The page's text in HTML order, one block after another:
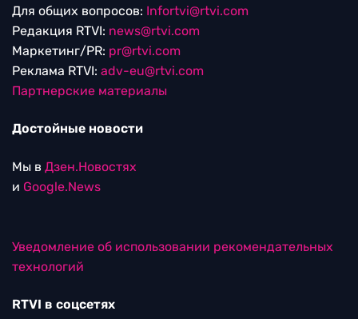
Для общих вопросов: Infortvi@rtvi.com
Редакция RTVI: news@rtvi.com
Маркетинг/PR: pr@rtvi.com
Реклама RTVI: adv-eu@rtvi.com
Партнерские материалы
Достойные новости
Мы в Дзен.Новостях
и Google.News
Уведомление об использовании рекомендательных
технологий
RTVI в соцсетях